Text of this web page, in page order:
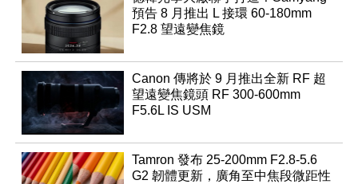
預告 8 月推出 L 接環 60-180mm
F2.8 望遠變焦鏡
Canon 傳將於 9 月推出全新 RF 超
望遠變焦鏡頭 RF 300-600mm
F5.6L IS USM
Tamron 發布 25-200mm F2.8-5.6
G2 韌體更新，廣角至中焦段微距性